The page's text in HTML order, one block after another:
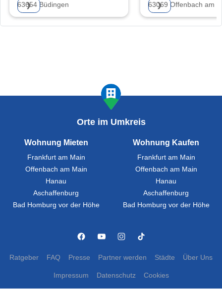
63654 Büdingen
❯
63069 Offenbach am
❯
Orte im Umkreis
Wohnung Mieten
Frankfurt am Main
Offenbach am Main
Hanau
Aschaffenburg
Bad Homburg vor der Höhe
Wohnung Kaufen
Frankfurt am Main
Offenbach am Main
Hanau
Aschaffenburg
Bad Homburg vor der Höhe
Ratgeber FAQ Presse Partner werden Städte Über Uns
Impressum Datenschutz Cookies